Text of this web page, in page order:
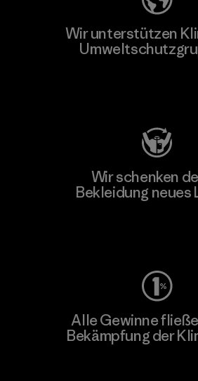
Wir unterstützen
Wir schenken
Bekleidung neues
Alle Gewinne
Bekämpfung der